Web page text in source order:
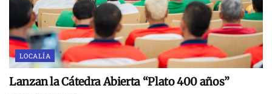
LOCALÍA
Lanzan la Cátedra Abierta “Plato 400 años”